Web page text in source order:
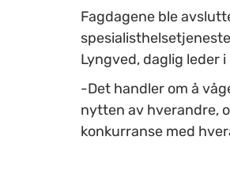
Fagdagene ble
Lyngved, daglig leder
-Det handler om å
nytten av hverandre,
konkurranse med